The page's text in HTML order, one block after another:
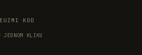
KOD
JEDNOM KLIKU